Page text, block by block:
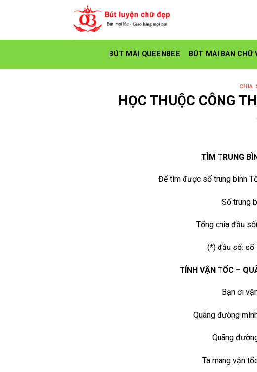
BÚT MÀI QUEENBEE BÚT MÀI BAN CHỮ
CHIA
HỌC THUỘC CÔNG
TÌM TRUNG
Để tìm được số trung bình
Số trung
Tổng chia đầu
(*) đầu số: số
TÍNH VẬN TỐC –
Bạn ơi
Quãng đường
Quãng
Ta mang vận